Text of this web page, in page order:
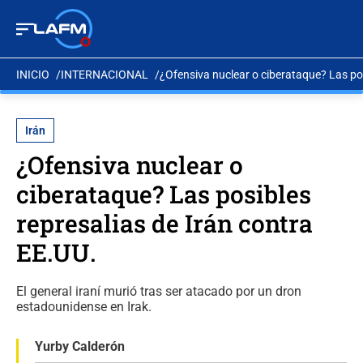
INICIO INTERNACIONAL ¿Ofensiva nuclear o ciberataque? Las
Irán
¿Ofensiva nuclear o
ciberataque? Las posibles
represalias de Irán contra
EE.UU.
El general iraní murió tras ser atacado por un dron
estadounidense en Irak.
Yurby Calderón